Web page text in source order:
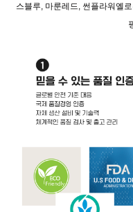
스블루, 마룬레드, 썬플라워옐